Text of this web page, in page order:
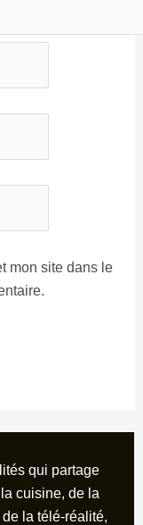
mon site dans le
qui partage
cuisine, de la
la télé-réalité,